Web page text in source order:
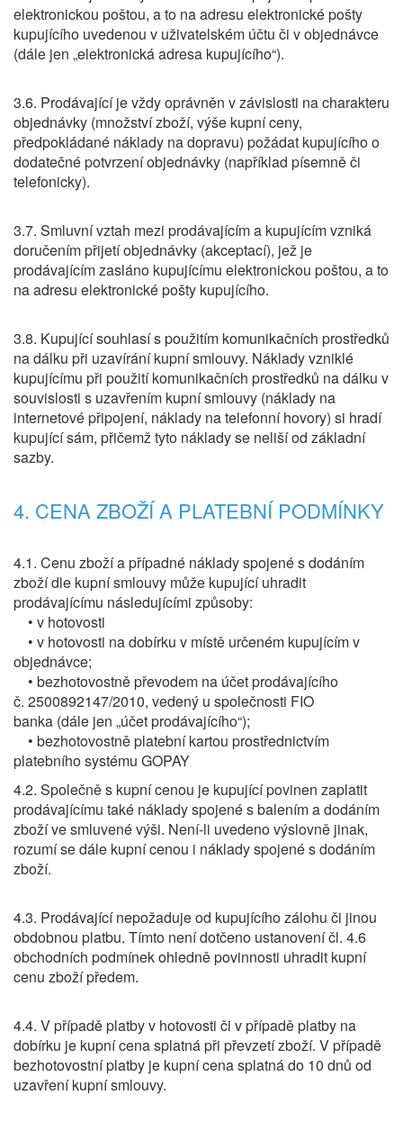
elektronickou poštou, a to na adresu elektronické pošty
kupujícího uvedenou v uživatelském účtu či v objednávce
(dále jen „elektronická adresa kupujícího“).
3.6. Prodávající je vždy oprávněn v závislosti na charakteru
objednávky (množství zboží, výše kupní ceny,
předpokládané náklady na dopravu) požádat kupujícího o
dodatečné potvrzení objednávky (například písemně či
telefonicky).
3.7. Smluvní vztah mezi prodávajícím a kupujícím vzniká
doručením přijetí objednávky (akceptací), jež je
prodávajícím zasláno kupujícímu elektronickou poštou, a to
na adresu elektronické pošty kupujícího.
3.8. Kupující souhlasí s použitím komunikačních prostředků
na dálku při uzavírání kupní smlouvy. Náklady vzniklé
kupujícímu při použití komunikačních prostředků na dálku v
souvislosti s uzavřením kupní smlouvy (náklady na
internetové připojení, náklady na telefonní hovory) si hradí
kupující sám, přičemž tyto náklady se neliší od základní
sazby.
4. CENA ZBOŽÍ A PLATEBNÍ PODMÍNKY
4.1. Cenu zboží a případné náklady spojené s dodáním
zboží dle kupní smlouvy může kupující uhradit
prodávajícímu následujícími způsoby:
• v hotovosti
• v hotovosti na dobírku v místě určeném kupujícím v
objednávce;
• bezhotovostně převodem na účet prodávajícího
č. 2500892147/2010, vedený u společnosti FIO
banka (dále jen „účet prodávajícího“);
• bezhotovostně platební kartou prostřednictvím
platebního systému GOPAY
4.2. Společně s kupní cenou je kupující povinen zaplatit
prodávajícímu také náklady spojené s balením a dodáním
zboží ve smluvené výši. Není-li uvedeno výslovně jinak,
rozumí se dále kupní cenou i náklady spojené s dodáním
zboží.
4.3. Prodávající nepožaduje od kupujícího zálohu či jinou
obdobnou platbu. Tímto není dotčeno ustanovení čl. 4.6
obchodních podmínek ohledně povinnosti uhradit kupní
cenu zboží předem.
4.4. V případě platby v hotovosti či v případě platby na
dobírku je kupní cena splatná při převzetí zboží. V případě
bezhotovostní platby je kupní cena splatná do 10 dnů od
uzavření kupní smlouvy.